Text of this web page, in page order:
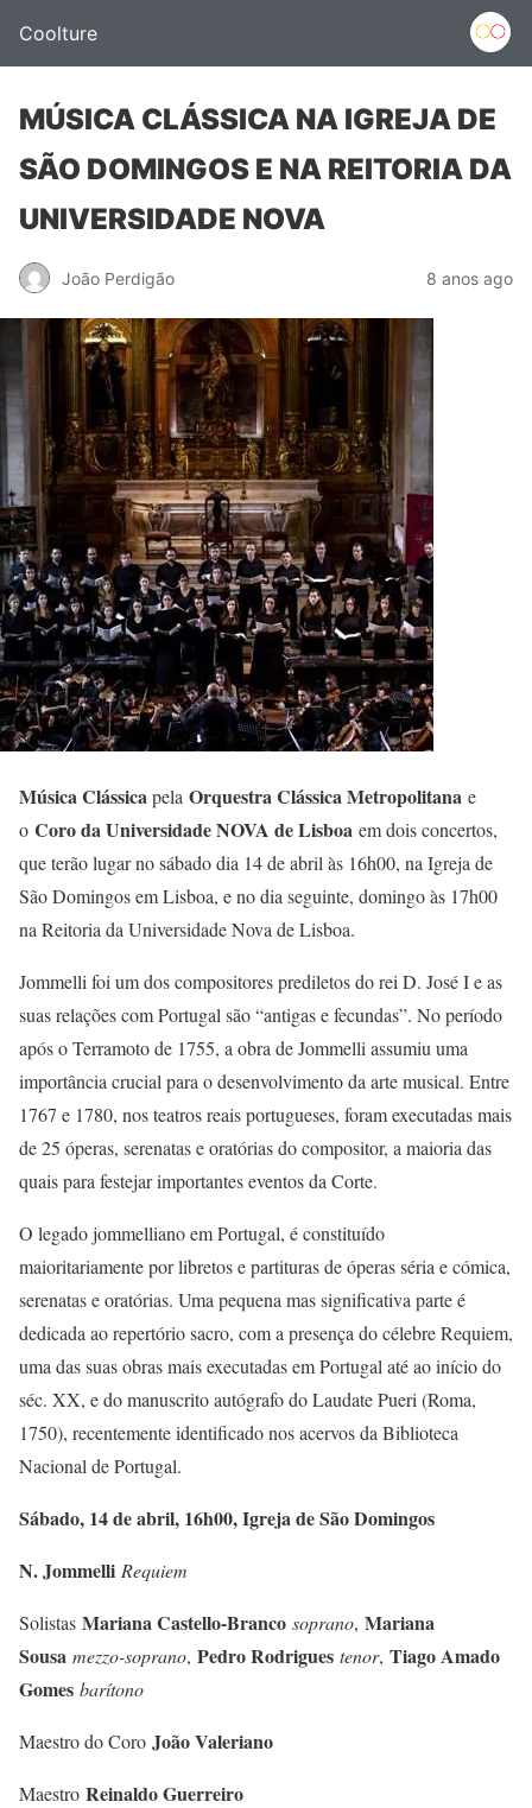
Coolture
MÚSICA CLÁSSICA NA IGREJA DE
SÃO DOMINGOS E NA REITORIA DA
UNIVERSIDADE NOVA
João Perdigão 8 anos ago
Música Clássicapela Orquestra Clássica Metropolitana e
o Coro da Universidade NOVA de Lisboa em dois concertos,
que terão lugar no sábado dia 14 de abril às 16h00, na Igreja de
São Domingos em Lisboa, e no dia seguinte, domingo às 17h00
na Reitoria da Universidade Nova de Lisboa.
Jommelli foi um dos compositores prediletos do rei D. José I e as
suas relações com Portugal são “antigas e fecundas”. No período
após o Terramoto de 1755, a obra de Jommelli assumiu uma
importância crucial para o desenvolvimento da arte musical. Entre
1767 e 1780, nos teatros reais portugueses, foram executadas mais
de 25 óperas, serenatas e oratórias do compositor, a maioria das
quais para festejar importantes eventos da Corte.
O legado jommelliano em Portugal, é constituído
maioritariamente por libretos e partituras de óperas séria e cómica,
serenatas e oratórias. Uma pequena mas significativa parte é
dedicada ao repertório sacro, com a presença do célebre Requiem,
uma das suas obras mais executadas em Portugal até ao início do
séc. XX, e do manuscrito autógrafo do Laudate Pueri (Roma,
1750), recentemente identificado nos acervos da Biblioteca
Nacional de Portugal.
Sábado, 14 de abril, 16h00, Igreja de São Domingos
N. Jommelli Requiem
Solistas Mariana Castello-Branco soprano, Mariana
Sousa mezzo-soprano, Pedro Rodrigues tenor, Tiago Amado
Gomes barítono
Maestro do Coro João Valeriano
Maestro Reinaldo Guerreiro